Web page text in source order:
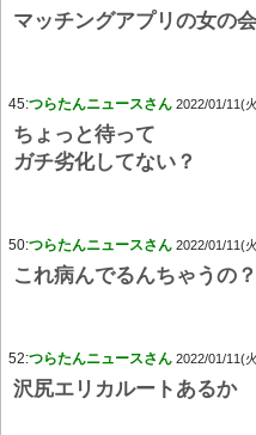
マッチングアプリの女の
45:つらたんニュースさん 2022/01/11(
ちょっと待って
ガチ劣化してない？
50:つらたんニュースさん 2022/01/11(
これ病んでるんちゃうの
52:つらたんニュースさん 2022/01/11(
沢尻エリカルートあるか